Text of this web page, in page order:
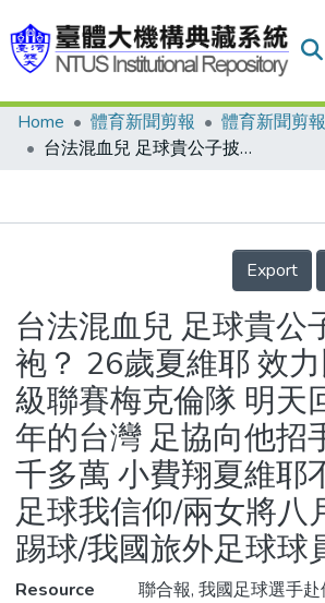
Communities & Collections
Statistics
Home 體育新聞剪報
體育新聞剪報
台法混血兒 足球貴公子披我戰袍？ 26歲夏維耶 效力比利時甲級聯賽梅克倫隊 明天回到離別15年的台灣 足協向他招手/年薪兩千多萬 小費翔夏維耶不當法律人 足球我信仰/兩女將八月赴西班牙踢球/我國旅外足球球員一覽表
Details
Export
台法混血兒 足球貴公
袍？ 26歲夏維耶 效
級聯賽梅克倫隊 明天
年的台灣 足協向他招
千多萬 小費翔夏維耶
足球我信仰/兩女將八
踢球/我國旅外足球球
Resource
聯合報, 我國足球選手